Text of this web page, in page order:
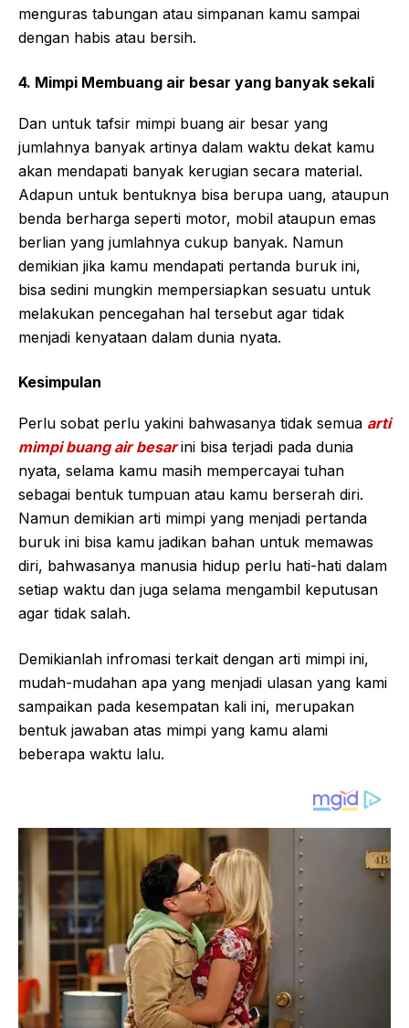
menguras tabungan atau simpanan kamu sampai
dengan habis atau bersih.
4. Mimpi Membuang air besar yang banyak sekali
Dan untuk tafsir mimpi buang air besar yang
jumlahnya banyak artinya dalam waktu dekat kamu
akan mendapati banyak kerugian secara material.
Adapun untuk bentuknya bisa berupa uang, ataupun
benda berharga seperti motor, mobil ataupun emas
berlian yang jumlahnya cukup banyak. Namun
demikian jika kamu mendapati pertanda buruk ini,
bisa sedini mungkin mempersiapkan sesuatu untuk
melakukan pencegahan hal tersebut agar tidak
menjadi kenyataan dalam dunia nyata.
Kesimpulan
Perlu sobat perlu yakini bahwasanya tidak semua arti
mimpi buang air besar ini bisa terjadi pada dunia
nyata, selama kamu masih mempercayai tuhan
sebagai bentuk tumpuan atau kamu berserah diri.
Namun demikian arti mimpi yang menjadi pertanda
buruk ini bisa kamu jadikan bahan untuk memawas
diri, bahwasanya manusia hidup perlu hati-hati dalam
setiap waktu dan juga selama mengambil keputusan
agar tidak salah.
Demikianlah infromasi terkait dengan arti mimpi ini,
mudah-mudahan apa yang menjadi ulasan yang kami
sampaikan pada kesempatan kali ini, merupakan
bentuk jawaban atas mimpi yang kamu alami
beberapa waktu lalu.